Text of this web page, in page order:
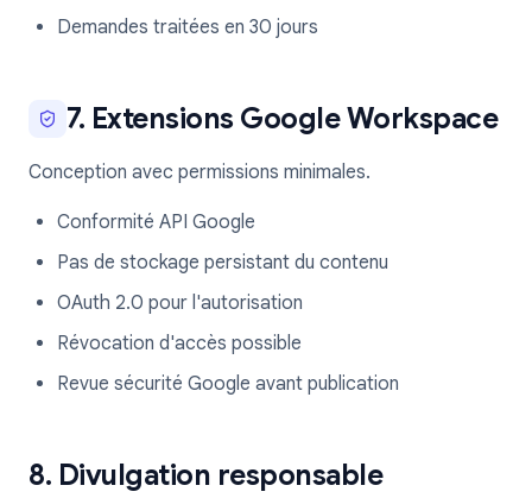
Demandes traitées en 30 jours
7. Extensions Google Workspace
Conception avec permissions minimales.
Conformité API Google
Pas de stockage persistant du contenu
OAuth 2.0 pour l'autorisation
Révocation d'accès possible
Revue sécurité Google avant publication
8. Divulgation responsable